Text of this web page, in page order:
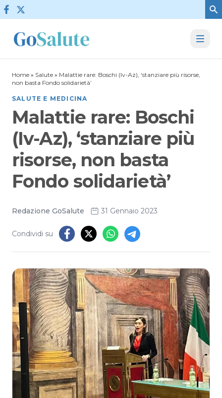
Vai al contenuto
Home » Salute » Malattie rare: Boschi (Iv-Az), ‘stanziare più risorse,
non basta Fondo solidarietà’
SALUTE E MEDICINA
Malattie rare: Boschi
(Iv-Az), ‘stanziare più
risorse, non basta
Fondo solidarietà’
Redazione GoSalute 31 Gennaio 2023
Condividi su